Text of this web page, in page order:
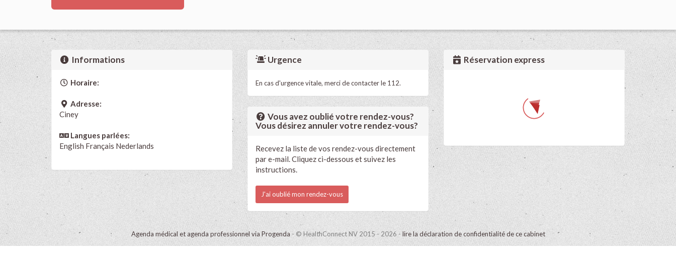
Informations
Horaire:
Adresse:
Ciney
Langues parlées:
English Français Nederlands
Urgence
En cas d'urgence vitale, merci de contacter le 112.
Vous avez oublié votre rendez-vous?
Vous désirez annuler votre rendez-vous?
Recevez la liste de vos rendez-vous directement
par e-mail. Cliquez ci-dessous et suivez les
instructions.
J'ai oublié mon rendez-vous
Réservation express
Agenda médical et agenda professionnel via Progenda - © HealthConnect NV 2015 - 2026 -lire la déclaration de confidentialité de ce cabinet